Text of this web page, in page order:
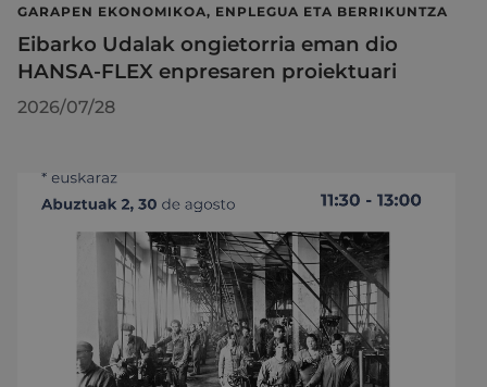
GARAPEN EKONOMIKOA, ENPLEGUA ETA BERRIKUNTZA
Eibarko Udalak ongietorria eman dio
HANSA-FLEX enpresaren proiektuari
2026/07/28